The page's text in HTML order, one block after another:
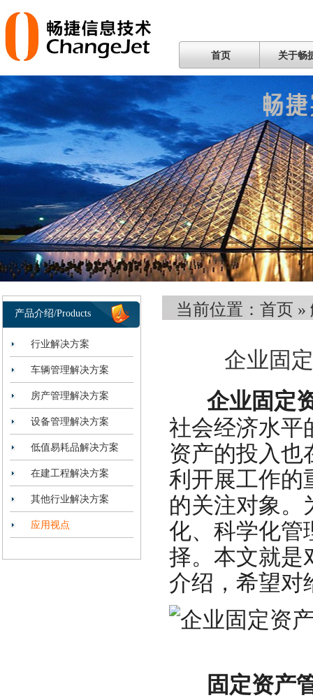
首页 关于畅
产品介绍/Products
行业解决方案
车辆管理解决方案
房产管理解决方案
设备管理解决方案
低值易耗品解决方案
在建工程解决方案
其他行业解决方案
应用视点
当前位置： 首页 »
企业固
企业固定资
社会经济水平
资产的投入
利开展工作的
的关注对象
化、科学化管
择。本文就是
介绍，希望对
固定资产